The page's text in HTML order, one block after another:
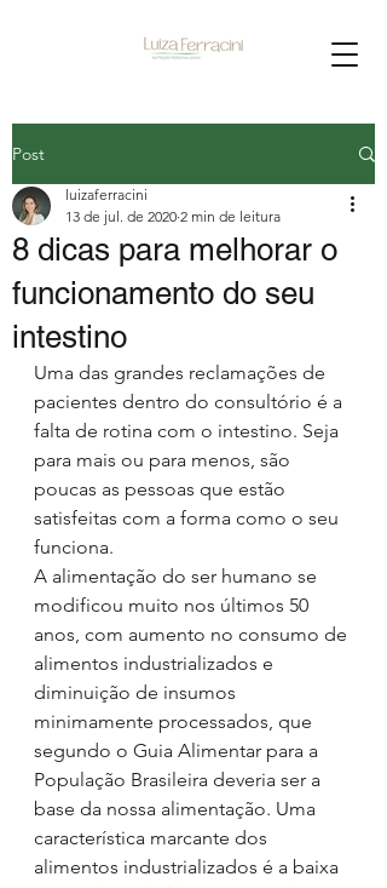
Post
8 dicas para melhorar o
funcionamento do seu
intestino
luizaferracini
13 de jul. de 2020 2 min de leitura
Uma das grandes reclamações de
pacientes dentro do consultório é a
falta de rotina com o intestino. Seja
para mais ou para menos, são
poucas as pessoas que estão
satisfeitas com a forma como o seu
funciona.
A alimentação do ser humano se
modificou muito nos últimos 50
anos, com aumento no consumo de
alimentos industrializados e
diminuição de insumos
minimamente processados, que
segundo o Guia Alimentar para a
População Brasileira deveria ser a
base da nossa alimentação. Uma
característica marcante dos
alimentos industrializados é a baixa